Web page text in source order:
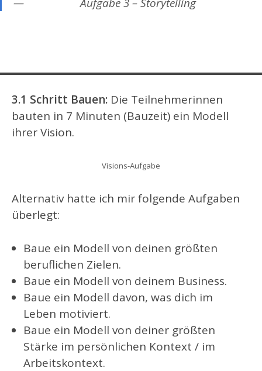
3.1 Schritt Bauen: Die Teilnehmerinnen
bauten in 7 Minuten (Bauzeit) ein Modell
ihrer Vision.
Visions-Aufgabe
Alternativ hatte ich mir folgende Aufgaben
überlegt:
Baue ein Modell von deinen größten
beruflichen Zielen.
Baue ein Modell von deinem Business.
Baue ein Modell davon, was dich im
Leben motiviert.
Baue ein Modell von deiner größten
Stärke im persönlichen Kontext / im
Arbeitskontext.